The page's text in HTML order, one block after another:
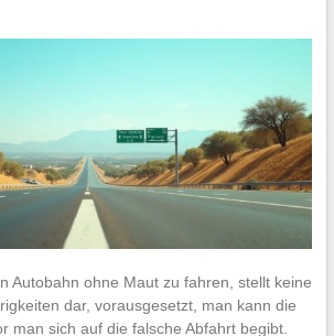
Autobahn ohne Maut zu fahren, stellt keine
dar, vorausgesetzt, man kann die
man sich auf die falsche Abfahrt begibt.